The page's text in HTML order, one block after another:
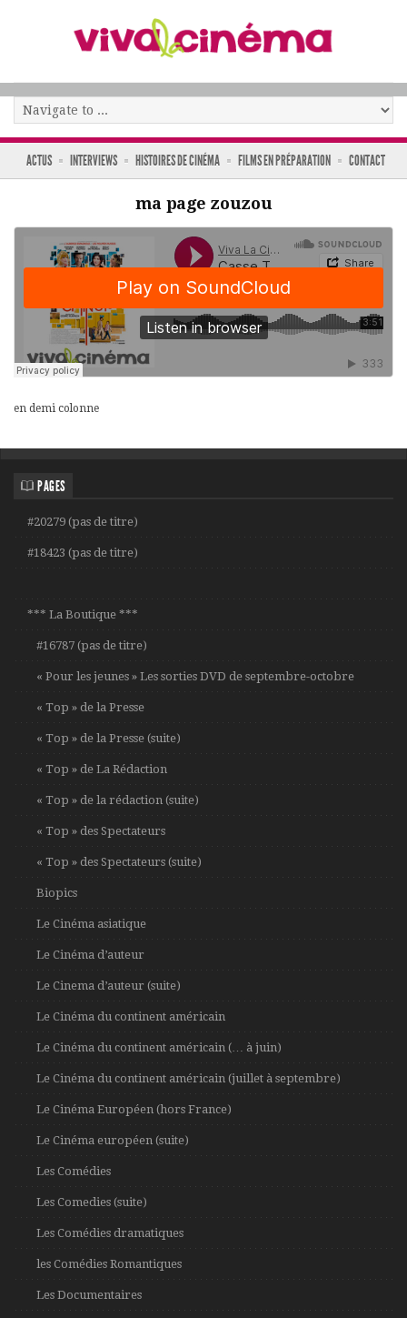
ACTUS INTERVIEWS HISTOIRES DE CINÉMA FILMS EN PRÉPARATION CONTACT
ma page zouzou
en demi colonne
PAGES
#20279 (pas de titre)
#18423 (pas de titre)
*** La Boutique ***
#16787 (pas de titre)
« Pour les jeunes » Les sorties DVD de septembre-octobre
« Top » de la Presse
« Top » de la Presse (suite)
« Top » de La Rédaction
« Top » de la rédaction (suite)
« Top » des Spectateurs
« Top » des Spectateurs (suite)
Biopics
Le Cinéma asiatique
Le Cinéma d’auteur
Le Cinema d’auteur (suite)
Le Cinéma du continent américain
Le Cinéma du continent américain (… à juin)
Le Cinéma du continent américain (juillet à septembre)
Le Cinéma Européen (hors France)
Le Cinéma européen (suite)
Les Comédies
Les Comedies (suite)
Les Comédies dramatiques
les Comédies Romantiques
Les Documentaires